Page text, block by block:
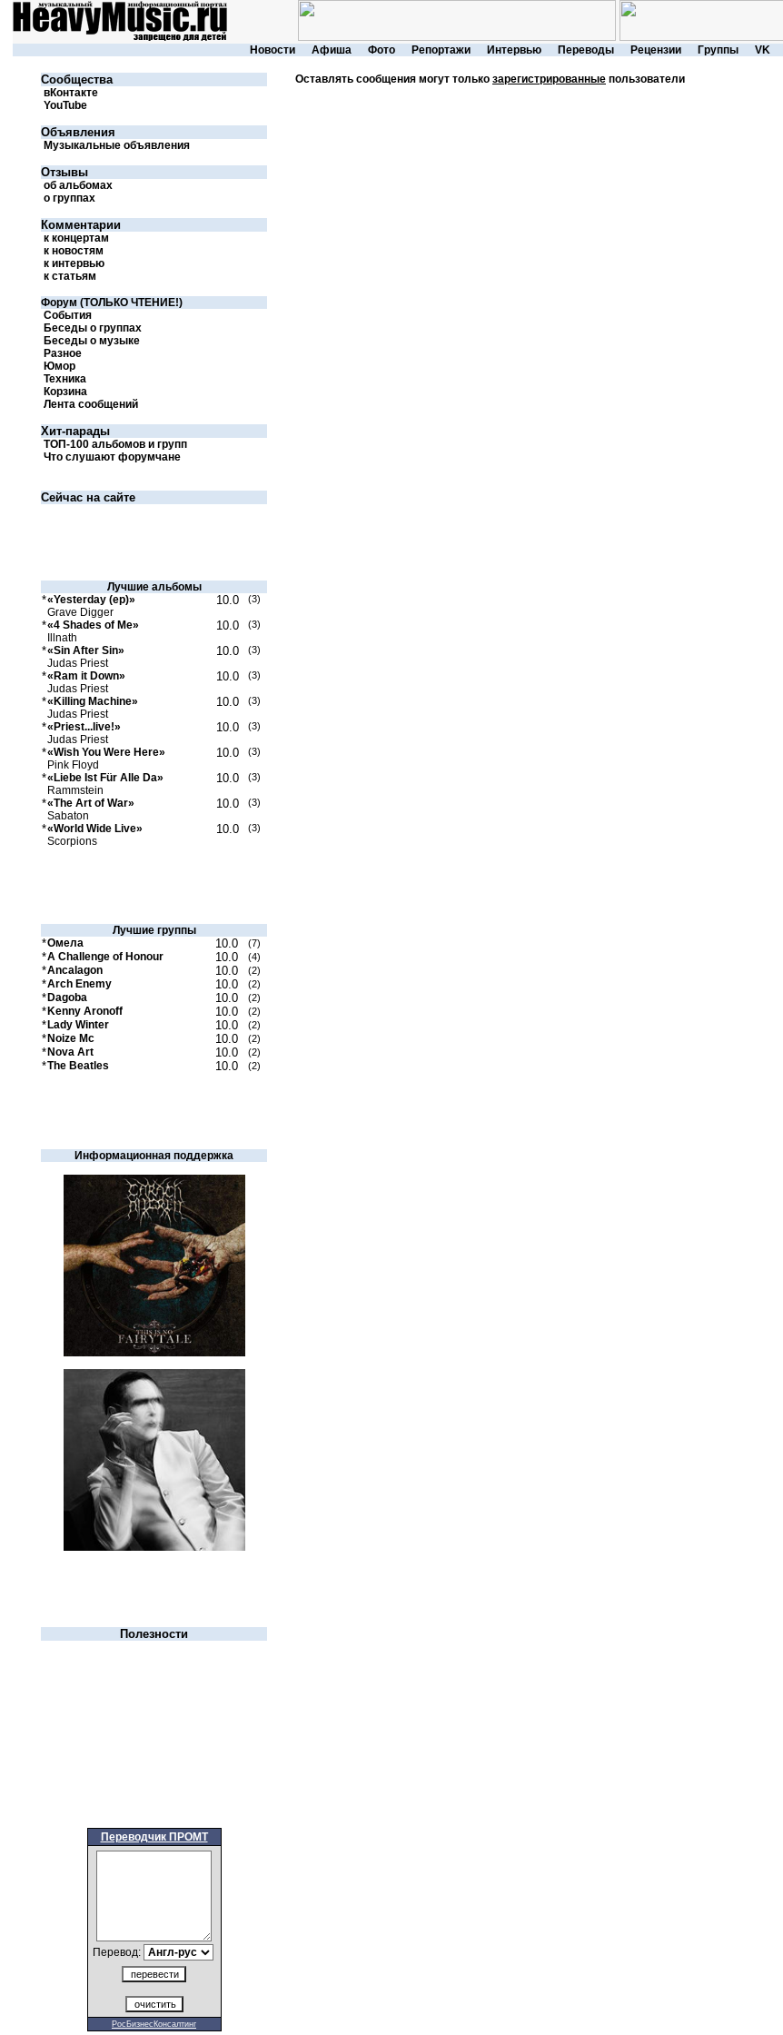
Новости Афиша Фото Репортажи Интервью Переводы Рецензии Группы VK
Cообщества
вКонтакте
YouTube
Объявления
Музыкальные объявления
Отзывы
об альбомах
о группах
Комментарии
к концертам
к новостям
к интервью
к статьям
Форум (ТОЛЬКО ЧТЕНИЕ!)
События
Беседы о группах
Беседы о музыке
Разное
Юмор
Техника
Корзина
Лента сообщений
Хит-парады
ТОП-100 альбомов и групп
Что слушают форумчане
Сейчас на сайте
Лучшие альбомы
*«Yesterday (ep)»
Grave Digger
10.0 (3)
*«4 Shades of Me»
Illnath
10.0 (3)
*«Sin After Sin»
Judas Priest
10.0 (3)
*«Ram it Down»
Judas Priest
10.0 (3)
*«Killing Machine»
Judas Priest
10.0 (3)
*«Priest...live!»
Judas Priest
10.0 (3)
*«Wish You Were Here»
Pink Floyd
10.0 (3)
*«Liebe Ist Für Alle Da»
Rammstein
10.0 (3)
*«The Art of War»
Sabaton
10.0 (3)
*«World Wide Live»
Scorpions
10.0 (3)
Лучшие группы
*Омела 10.0 (7)
*A Challenge of Honour 10.0 (4)
*Ancalagon 10.0 (2)
*Arch Enemy 10.0 (2)
* Dagoba 10.0 (2)
* Kenny Aronoff 10.0 (2)
* Lady Winter 10.0 (2)
* Noize Mc 10.0 (2)
* Nova Art 10.0 (2)
*The Beatles 10.0 (2)
Информационная поддержка
Полезности
Переводчик ПРОМТ
Перевод:
РосБизнесКонсалтинг
Оставлять сообщения могут только зарегистрированные пользователи